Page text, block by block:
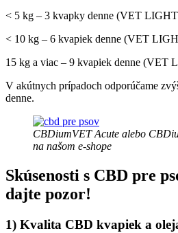
< 5 kg – 3 kvapky denne (VET
< 10 kg – 6 kvapiek denne (VET
15 kg a viac – 9 kvapiek denne
V akútnych prípadoch odporúčame
denne.
CBDiumVET Acute alebo
na našom e-shope
Skúsenosti s CBD pre
dajte pozor!
1) Kvalita CBD kvapiek a